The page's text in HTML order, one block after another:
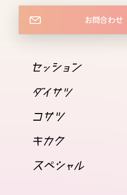
wed
14
15
16
sat
お問合わせ